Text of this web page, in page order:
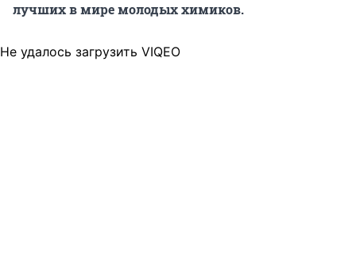
лучших в мире молодых химиков.
Не удалось загрузить VIQEO